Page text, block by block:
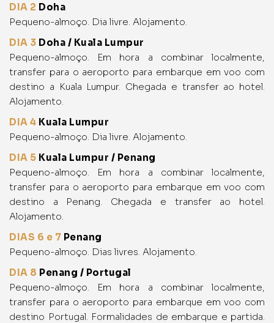
DIA 2 Doha
Pequeno-almoço. Dia livre. Alojamento.
DIA 3 Doha / Kuala Lumpur
Pequeno-almoço. Em hora a combinar localmente,
transfer para o aeroporto para embarque em voo com
destino a Kuala Lumpur. Chegada e transfer ao hotel.
Alojamento.
DIA 4 Kuala Lumpur
Pequeno-almoço. Dia livre. Alojamento.
DIA 5 Kuala Lumpur / Penang
Pequeno-almoço. Em hora a combinar localmente,
transfer para o aeroporto para embarque em voo com
destino a Penang. Chegada e transfer ao hotel.
Alojamento.
DIAS 6 e 7 Penang
Pequeno-almoço. Dias livres. Alojamento.
DIA 8 Penang / Portugal
Pequeno-almoço. Em hora a combinar localmente,
transfer para o aeroporto para embarque em voo com
destino Portugal. Formalidades de embarque e partida.